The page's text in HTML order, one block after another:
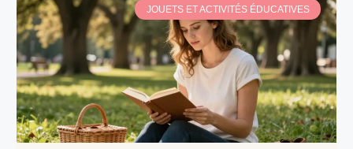
JOUETS ET ACTIVITÉS ÉDUCATIVES